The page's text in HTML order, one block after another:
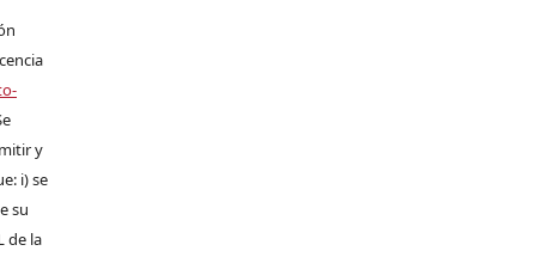
y
i) se
su
de la